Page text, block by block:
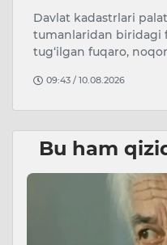
Davlat kadastrlari
tumanlaridan biridagi
tug‘ilgan fuqaro,
09:43 / 10.08.2026
Bu ham